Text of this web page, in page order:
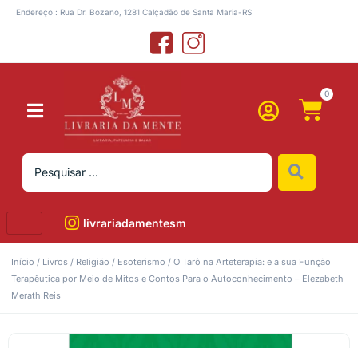
Endereço : Rua Dr. Bozano, 1281 Calçadão de Santa Maria-RS
0
livrariadamentesm
Início / Livros / Religião / Esoterismo / O Tarô na Arteterapia: e a sua Função
Terapêutica por Meio de Mitos e Contos Para o Autoconhecimento – Elezabeth
Merath Reis